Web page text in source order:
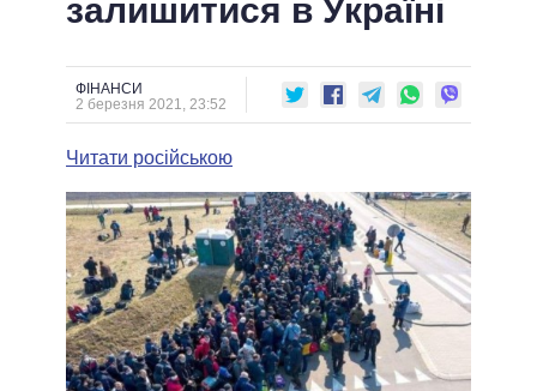
ОГЛЯДИ
ДАЙДЖЕСТИ
ПРЕЗИДЕНТ І ОФІС
ВЕРХОВНА РАДА
КАБІНЕТ МІНІСТРІВ
МЕРИ МІСТ
ВСІ ПЕРСОНИ
ПІДТРИМАТИ
ПОРІВНЯННЯ ПОЛІТИКІВ
залишитися в Україні
ФІНАНСИ
2 березня 2021, 23:52
Читати російською